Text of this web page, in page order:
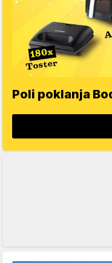
Poli poklanja